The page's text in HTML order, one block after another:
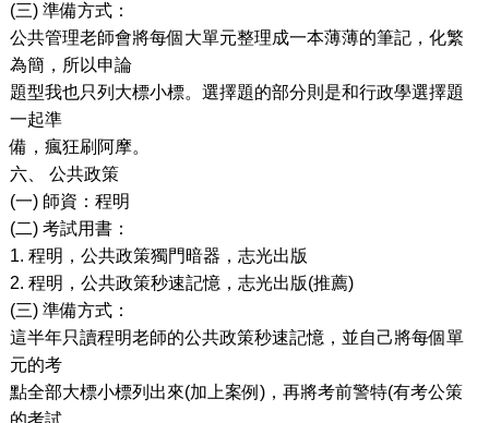
(三) 準備方式：
公共管理老師會將每個大單元整理成一本薄薄的筆記，化繁
為簡，所以申論
題型我也只列大標小標。選擇題的部分則是和行政學選擇題
一起準
備，瘋狂刷阿摩。
六、
公共政策
(一) 師資：程明
(二) 考試用書：
1. 程明，公共政策獨門暗器，志光出版
2. 程明，公共政策秒速記憶，志光出版(推薦)
(三) 準備方式：
這半年只讀程明老師的公共政策秒速記憶，並自己將每個單
元的考
點全部大標小標列出來(加上案例 )，再將考前警特(有考公策
的考試